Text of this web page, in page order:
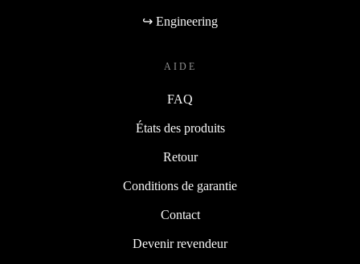
↪ Engineering
AIDE
FAQ
États des produits
Retour
Conditions de garantie
Contact
Devenir revendeur